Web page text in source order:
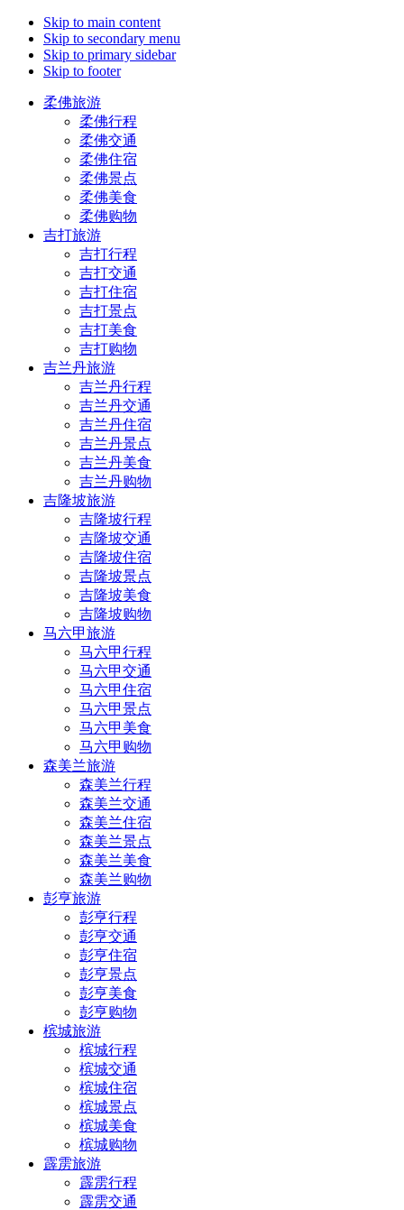
Skip to main content
Skip to secondary menu
Skip to primary sidebar
Skip to footer
柔佛旅游
柔佛行程
柔佛交通
柔佛住宿
柔佛景点
柔佛美食
柔佛购物
吉打旅游
吉打行程
吉打交通
吉打住宿
吉打景点
吉打美食
吉打购物
吉兰丹旅游
吉兰丹行程
吉兰丹交通
吉兰丹住宿
吉兰丹景点
吉兰丹美食
吉兰丹购物
吉隆坡旅游
吉隆坡行程
吉隆坡交通
吉隆坡住宿
吉隆坡景点
吉隆坡美食
吉隆坡购物
马六甲旅游
马六甲行程
马六甲交通
马六甲住宿
马六甲景点
马六甲美食
马六甲购物
森美兰旅游
森美兰行程
森美兰交通
森美兰住宿
森美兰景点
森美兰美食
森美兰购物
彭亨旅游
彭亨行程
彭亨交通
彭亨住宿
彭亨景点
彭亨美食
彭亨购物
槟城旅游
槟城行程
槟城交通
槟城住宿
槟城景点
槟城美食
槟城购物
霹雳旅游
霹雳行程
霹雳交通